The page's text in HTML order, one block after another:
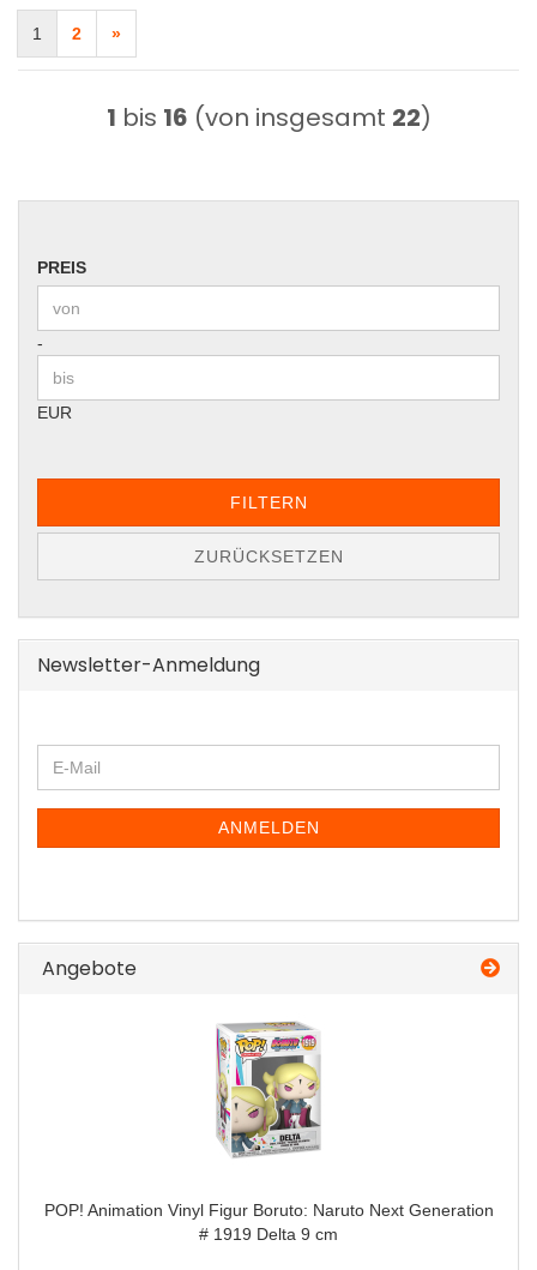
1 2 »
1 bis 16 (von insgesamt 22)
PREIS
PREIS
Preis bis
-
EUR
FILTERN
ZURÜCKSETZEN
Newsletter-Anmeldung
ZUR
E-
Mail
ANMELDEN
Angebote
POP! Animation Vinyl Figur Boruto: Naruto Next Generation
# 1919 Delta 9 cm